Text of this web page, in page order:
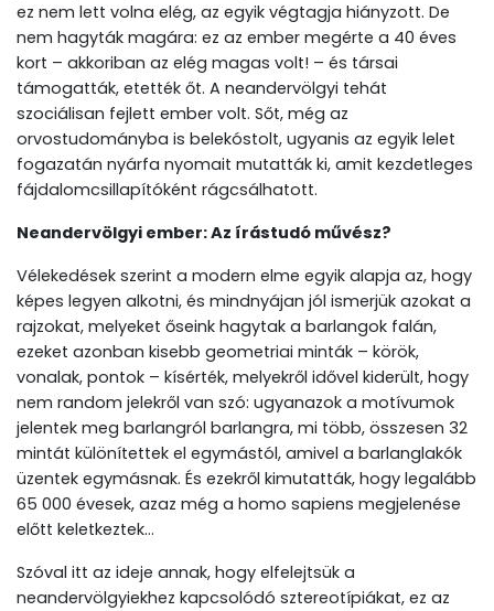
ez nem lett volna elég, az egyik végtagja hiányzott. De
nem hagyták magára: ez az ember megérte a 40 éves
kort – akkoriban az elég magas volt! – és társai
támogatták, etették őt. A neandervölgyi tehát
szociálisan fejlett ember volt. Sőt, még az
orvostudományba is belekóstolt, ugyanis az egyik lelet
fogazatán nyárfa nyomait mutatták ki, amit kezdetleges
fájdalomcsillapítóként rágcsálhatott.
Neandervölgyi ember: Az írástudó művész?
Vélekedések szerint a modern elme egyik alapja az, hogy
képes legyen alkotni, és mindnyájan jól ismerjük azokat a
rajzokat, melyeket őseink hagytak a barlangok falán,
ezeket azonban kisebb geometriai minták – körök,
vonalak, pontok – kísérték, melyekről idővel kiderült, hogy
nem random jelekről van szó: ugyanazok a motívumok
jelentek meg barlangról barlangra, mi több, összesen 32
mintát különítettek el egymástól, amivel a barlanglakók
üzentek egymásnak. És ezekről kimutatták, hogy legalább
65 000 évesek, azaz még a homo sapiens megjelenése
előtt keletkeztek…
Szóval itt az ideje annak, hogy elfelejtsük a
neandervölgyiekhez kapcsolódó sztereotípiákat, ez az